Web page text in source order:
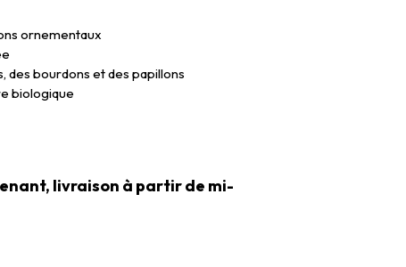
ornementaux
des bourdons et des papillons
biologique
livraison à partir de mi-